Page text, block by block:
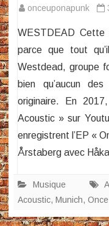
onceuponapunk
WESTDEAD Cette
parce que tout
Westdead, groupe
bien qu’aucun
originaire. En
Acoustic » sur
enregistrent l’EP «
Årstaberg avec
Musique
Acoustic, Munich,